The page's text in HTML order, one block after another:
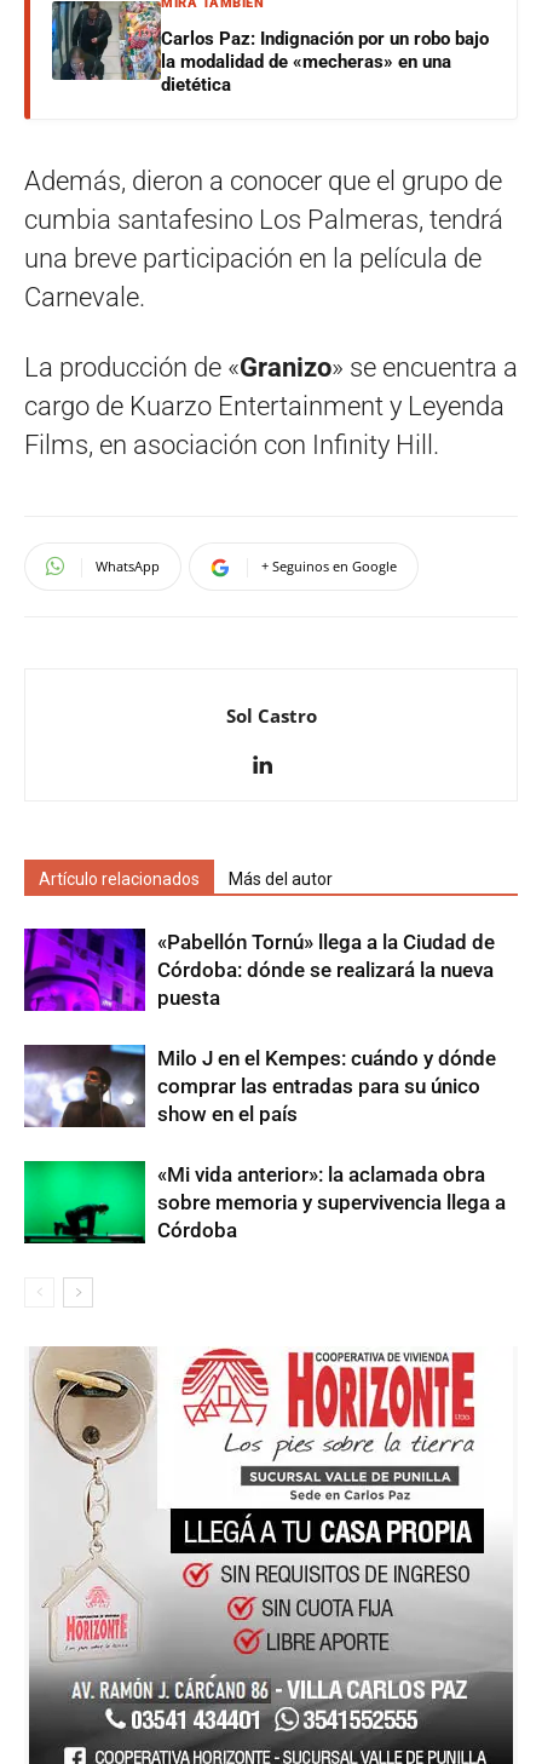
Carlos Paz: Indignación por un robo bajo
la modalidad de «mecheras» en una
dietética
Además, dieron a conocer que el grupo de
cumbia santafesino Los Palmeras, tendrá
una breve participación en la película de
Carnevale.
La producción de «Granizo» se encuentra a
cargo de Kuarzo Entertainment y Leyenda
Films, en asociación con Infinity Hill.
WhatsApp + Seguinos en Google
Sol Castro
Artículo relacionados Más del autor
«Pabellón Tornú» llega a la Ciudad de
Córdoba: dónde se realizará la nueva
puesta
Milo J en el Kempes: cuándo y dónde
comprar las entradas para su único
show en el país
«Mi vida anterior»: la aclamada obra
sobre memoria y supervivencia llega a
Córdoba